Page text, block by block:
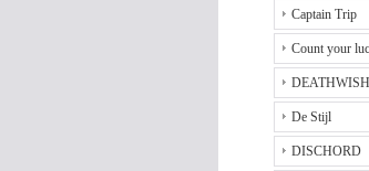
Captain Trip
Count your
DEATHWISH
De Stijl
DISCHORD